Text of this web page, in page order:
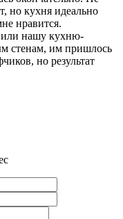
но кухня идеально
нравится.
нашу кухню-
стенам, им пришлось
но результат